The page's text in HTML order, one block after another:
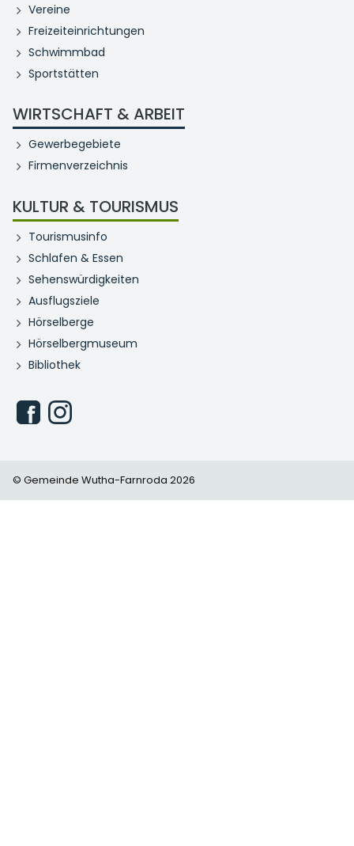
Vereine
Freizeiteinrichtungen
Schwimmbad
Sportstätten
WIRTSCHAFT & ARBEIT
Gewerbegebiete
Firmenverzeichnis
KULTUR & TOURISMUS
Tourismusinfo
Schlafen & Essen
Sehenswürdigkeiten
Ausflugsziele
Hörselberge
Hörselbergmuseum
Bibliothek
© Gemeinde Wutha-Farnroda 2026